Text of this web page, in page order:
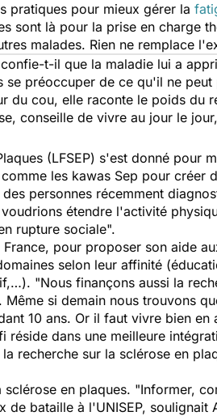
pratiques pour mieux gérer la
sont là pour la prise en charge
malades. Rien ne remplace
t-il que la maladie lui a
préoccuper de ce qu'il ne peut
du cou, elle raconte le poids du
conseille de vivre au jour le
(LFSEP) s'est donné
les kawas Sep pour créer
personnes récemment
étendre l'activité
rupture sociale".
pour proposer son aide
selon leur affinité
"Nous finançons aussi la
si demain nous trouvons
10 ans. Or il faut vivre bien
réside dans une meilleure
recherche sur la sclérose en
en plaques. "Informer,
bataille à l'UNISEP, soulignait